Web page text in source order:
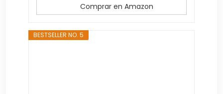
Comprar en Amazon
BESTSELLER NO. 5